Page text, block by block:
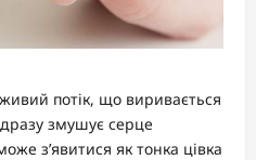
потік, що виривається
змушує серце
з’явитися як тонка цівка